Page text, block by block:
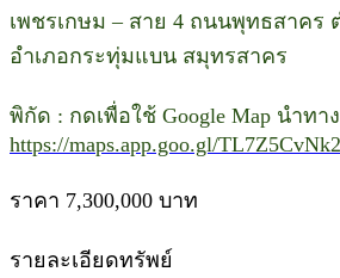
เพชรเกษม – สาย 4 ถนนพุทธสาคร
อำเภอกระทุ่มแบน สมุทรสาคร
พิกัด : กดเพื่อใช้ Google Map นำทาง
https://maps.app.goo.gl/
ราคา 7,300,000 บาท
รายละเอียดทรัพย์